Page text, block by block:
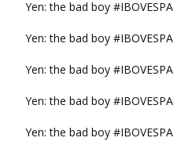
Yen: the bad boy #IBOVESPA
Yen: the bad boy #IBOVESPA
Yen: the bad boy #IBOVESPA
Yen: the bad boy #IBOVESPA
Yen: the bad boy #IBOVESPA